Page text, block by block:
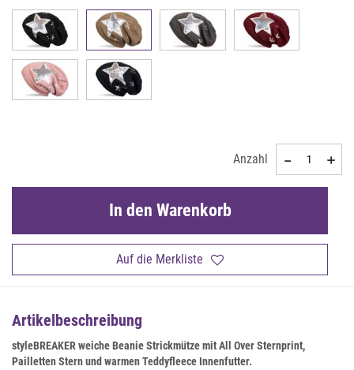
Anzahl
Auf die Merkliste
In den Warenkorb
Artikelbeschreibung
styleBREAKER weiche Beanie Strickmütze mit All Over Sternprint,
Pailletten Stern und warmen Teddyfleece Innenfutter.